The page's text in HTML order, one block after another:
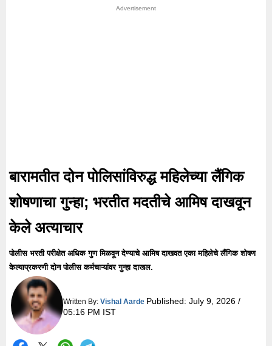
बारामतीत दोन पोलिसांविरुद्ध महिलेच्या लैंगिक
शोषणाचा गुन्हा; भरतीत मदतीचे आमिष दाखवून
केले अत्याचार
पोलीस भरती परीक्षेत अधिक गुण मिळवून देण्याचे आमिष दाखवत एका महिलेचे लैंगिक शोषण
केल्याप्रकरणी दोन पोलीस कर्मचाऱ्यांवर गुन्हा दाखल.
Written By: Vishal Aarde Published: July 9, 2026 /
05:16 PM IST